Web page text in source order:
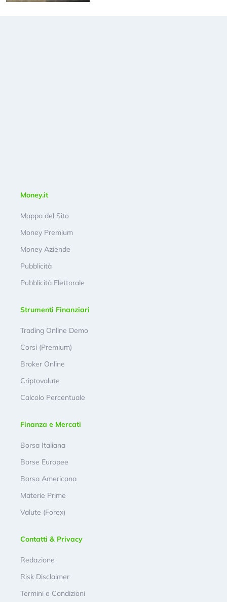
Money.it
Mappa del Sito
Money Premium
Money Aziende
Pubblicità
Pubblicità Elettorale
Strumenti Finanziari
Trading Online Demo
Corsi (Premium)
Broker Online
Criptovalute
Calcolo Percentuale
Finanza e Mercati
Borsa Italiana
Borse Europee
Borsa Americana
Materie Prime
Valute (Forex)
Contatti & Privacy
Redazione
Risk Disclaimer
Termini e Condizioni